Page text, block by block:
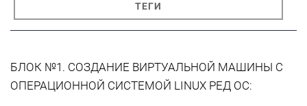
ТЕГИ
БЛОК №1. СОЗДАНИЕ ВИРТУАЛЬНОЙ МАШИНЫ С
ОПЕРАЦИОННОЙ СИСТЕМОЙ LINUX РЕД ОС: